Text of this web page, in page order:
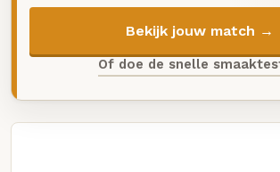
Bekijk jouw match →
Of doe de snelle